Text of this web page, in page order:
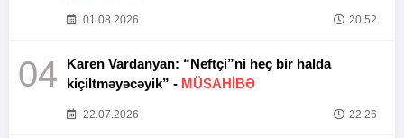
01.08.2026 20:52
04
Karen Vardanyan: “Neftçi”ni heç bir halda
kiçiltməyəcəyik” - MÜSAHİBƏ
22.07.2026 22:26